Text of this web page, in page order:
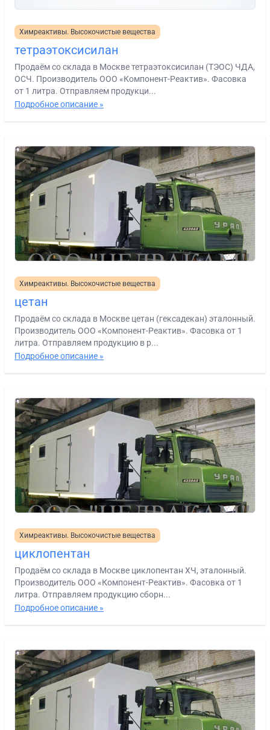
Химреактивы. Высокочистые вещества
тетраэтоксисилан
Продаём со склада в Москве тетраэтоксисилан (ТЭОС) ЧДА,
ОСЧ. Производитель ООО «Компонент-Реактив». Фасовка
от 1 литра. Отправляем продукци...
Подробное описание »
Химреактивы. Высокочистые вещества
цетан
Продаём со склада в Москве цетан (гексадекан) эталонный.
Производитель ООО «Компонент-Реактив». Фасовка от 1
литра. Отправляем продукцию в р...
Подробное описание »
Химреактивы. Высокочистые вещества
циклопентан
Продаём со склада в Москве циклопентан ХЧ, эталонный.
Производитель ООО «Компонент-Реактив». Фасовка от 1
литра. Отправляем продукцию сборн...
Подробное описание »